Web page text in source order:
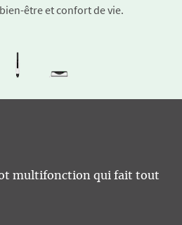
être et confort de vie.
multifonction qui fait tout